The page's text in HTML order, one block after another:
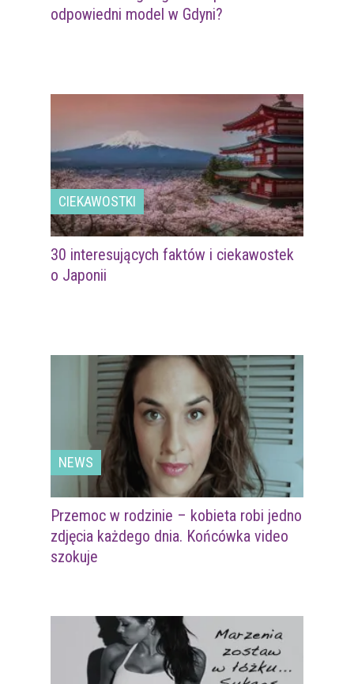
odpowiedni model w Gdyni?
CIEKAWOSTKI
30 interesujących faktów i ciekawostek
o Japonii
NEWS
Przemoc w rodzinie – kobieta robi jedno
zdjęcia każdego dnia. Końcówka video
szokuje